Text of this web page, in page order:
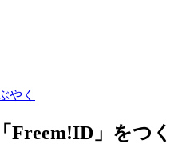
やく
Freem!ID 」をつく